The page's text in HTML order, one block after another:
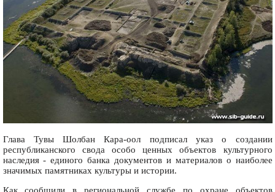
Глава Тувы Шолбан Кара-оол подписал указ о создании
республиканского свода особо ценных объектов культурного
наследия - единого банка документов и материалов о наиболее
значимых памятниках культуры и истории.